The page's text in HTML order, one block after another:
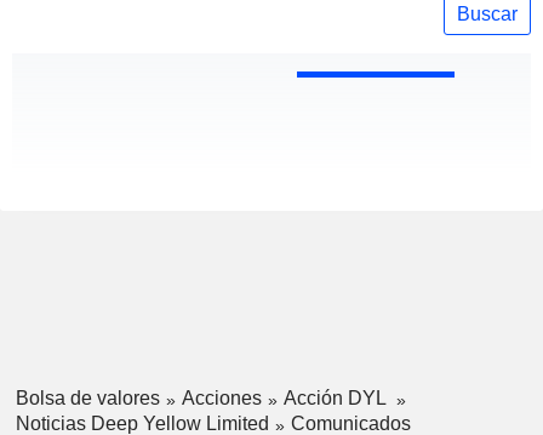
Buscar
Bolsa de valores Acciones
Acción DYL
Noticias Deep Yellow Limited
Comunicados